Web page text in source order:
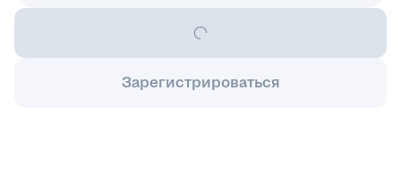
Зарегистрироваться